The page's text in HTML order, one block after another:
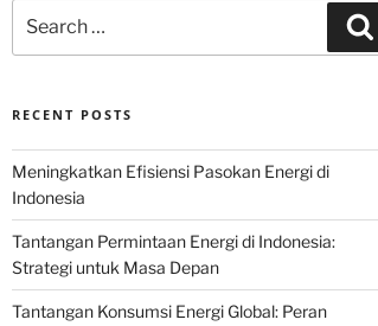
for:
RECENT POSTS
Meningkatkan Efisiensi Pasokan Energi di
Indonesia
Tantangan Permintaan Energi di Indonesia:
Strategi untuk Masa Depan
Tantangan Konsumsi Energi Global: Peran